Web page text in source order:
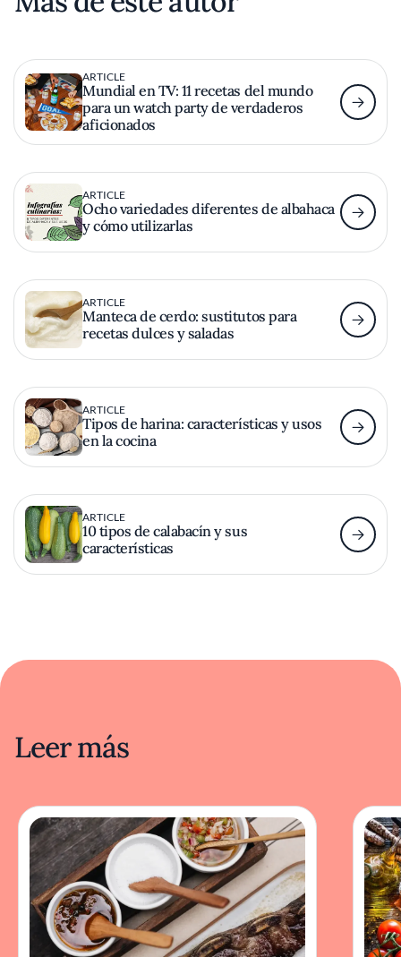
ARTICLE
Mundial en TV: 11 recetas del mundo
para un watch party de verdaderos
aficionados
ARTICLE
Ocho variedades diferentes de albahaca
y cómo utilizarlas
ARTICLE
Manteca de cerdo: sustitutos para
recetas dulces y saladas
ARTICLE
Tipos de harina: características y usos
en la cocina
ARTICLE
10 tipos de calabacín y sus
características
Leer más